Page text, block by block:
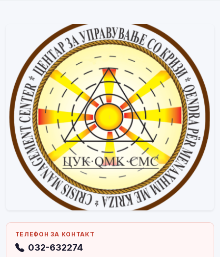
ТЕЛЕФОН ЗА КОНТАКТ
032-632274